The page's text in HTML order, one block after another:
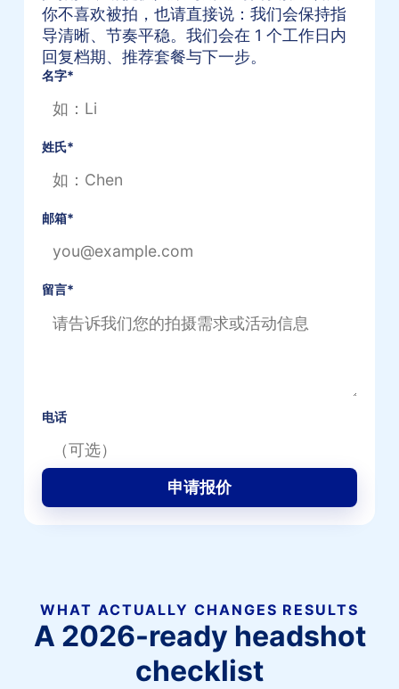
你不喜欢被拍，也请直接说：我们会保持指
导清晰、节奏平稳。我们会在 1 个工作日内
回复档期、推荐套餐与下一步。
名字*
姓氏*
邮箱*
留言*
电话
申请报价
WHAT ACTUALLY CHANGES RESULTS
A 2026-ready headshot
checklist